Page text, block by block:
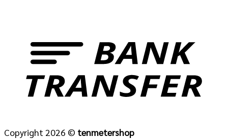
Copyright 2026 © tenmetershop